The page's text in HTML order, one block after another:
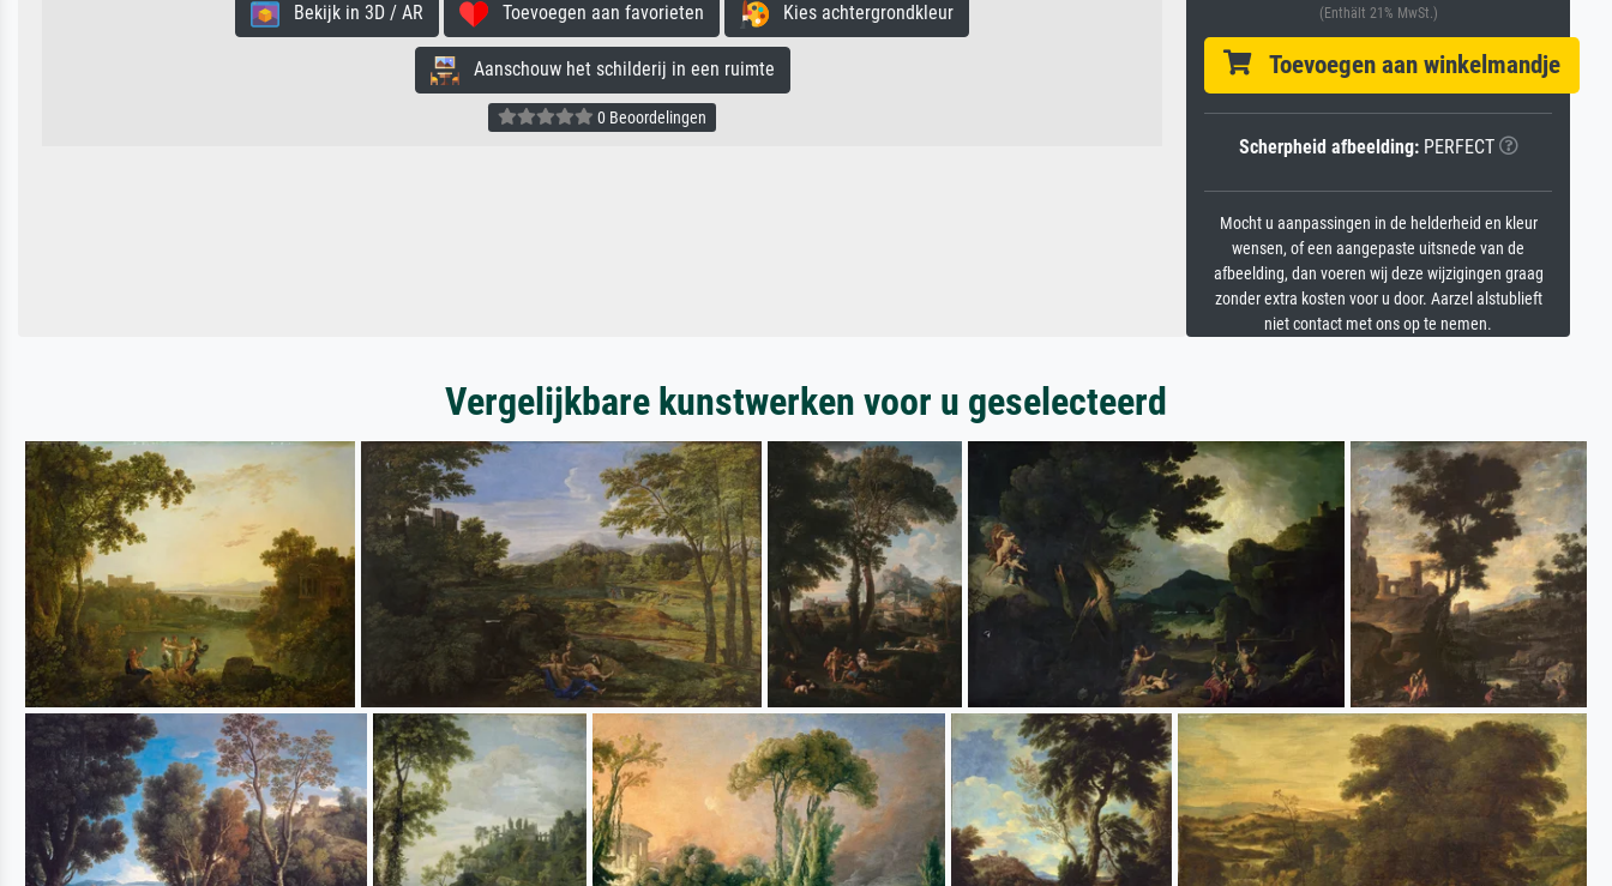
Bekijk in 3D / AR Toevoegen aan favorieten Kies achtergrondkleur
Aanschouw het schilderij in een ruimte
0 Beoordelingen
(Enthält 21% MwSt.)
Toevoegen aan winkelmandje
Scherpheid afbeelding:PERFECT
Mocht u aanpassingen in de helderheid en kleur
wensen, of een aangepaste uitsnede van de
afbeelding, dan voeren wij deze wijzigingen graag
zonder extra kosten voor u door. Aarzel alstublieft
niet contact met ons op te nemen.
Vergelijkbare kunstwerken voor u geselecteerd